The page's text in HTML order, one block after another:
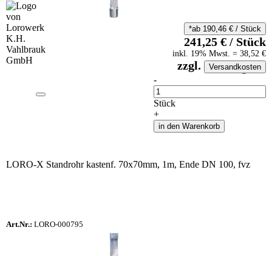
auf Anfrageliste
-
Anzahl
Stück
+
in den Warenkorb
*ab 190,46 €/ Stück
241,25 €/ Stück
inkl. 19% Mwst. = 38,52 €
zzgl. Versandkosten
LORO-X Standrohr kastenf. 70x70mm, 1m, Ende DN 100, fvz
Art.Nr.: LORO-000795